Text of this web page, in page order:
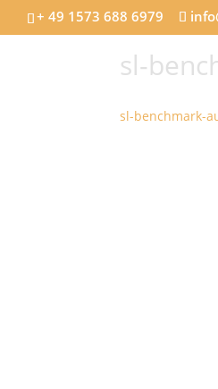
+ 49 1573 688 6979
sl-
sl-benchmark-